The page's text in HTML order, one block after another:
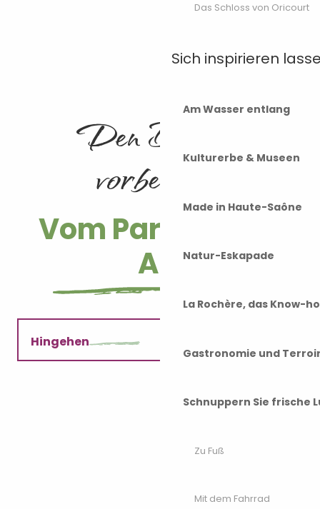
Das Schloss von Oricourt
Sich inspirieren
Am Wasser entlang
Kulturerbe & Museen
Made in Haute-Saône
Natur-Eskapade
La Rochère, das Know-
Gastronomie und
Schnuppern Sie frische
Zu Fuß
Mit dem Fahrrad
Den Besuch
vorbereiten
Vom Parcours Ile
Art
Hingehen